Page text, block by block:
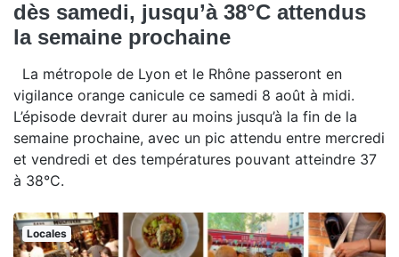
dès samedi, jusqu’à 38°C attendus
la semaine prochaine
La métropole de Lyon et le Rhône passeront en
vigilance orange canicule ce samedi 8 août à midi.
L’épisode devrait durer au moins jusqu’à la fin de la
semaine prochaine, avec un pic attendu entre mercredi
et vendredi et des températures pouvant atteindre 37
à 38°C.
Locales